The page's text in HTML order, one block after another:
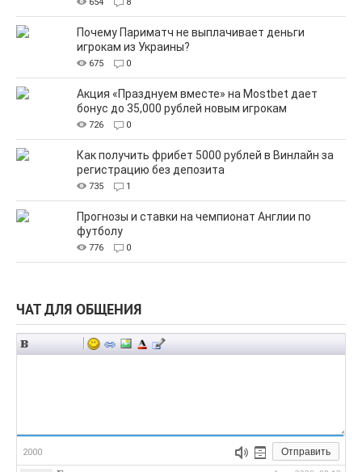
654 8
Почему Париматч не выплачивает деньги
игрокам из Украины?
675 0
Акция «Празднуем вместе» на Mostbet дает
бонус до 35,000 рублей новым игрокам
726 0
Как получить фрибет 5000 рублей в Винлайн за
регистрацию без депозита
735 1
Прогнозы и ставки на чемпионат Англии по
футболу
776 0
ЧАТ ДЛЯ ОБЩЕНИЯ
Отправить
2000